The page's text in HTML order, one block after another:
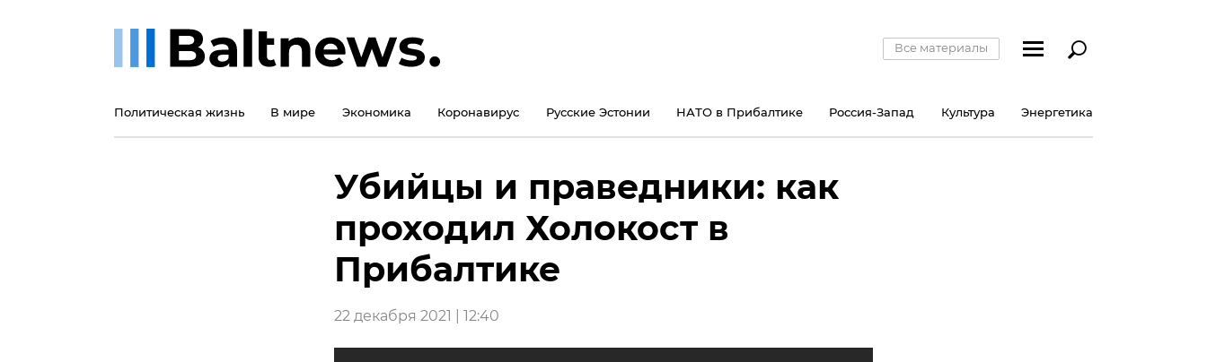
Все материалы
Политическая жизнь В мире Экономика Коронавирус Русские Эстонии НАТО в Прибалтике Россия-Запад Культура Энергетика
Убийцы и праведники: как
проходил Холокост в
Прибалтике
22 декабря 2021 | 12:40